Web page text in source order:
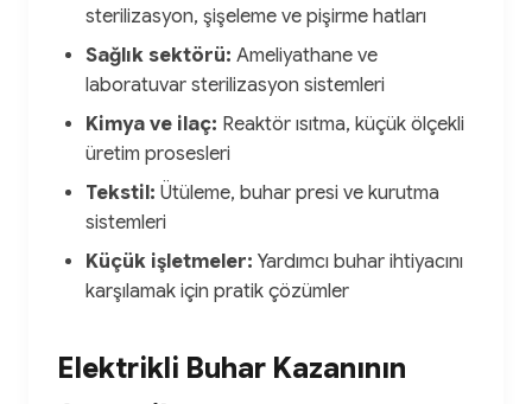
sterilizasyon, şişeleme ve pişirme hatları
Sağlık sektörü: Ameliyathane ve
laboratuvar sterilizasyon sistemleri
Kimya ve ilaç: Reaktör ısıtma, küçük ölçekli
üretim prosesleri
Tekstil: Ütüleme, buhar presi ve kurutma
sistemleri
Küçük işletmeler: Yardımcı buhar ihtiyacını
karşılamak için pratik çözümler
Elektrikli Buhar Kazanının